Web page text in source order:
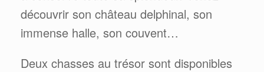
découvrir son château delphinal, son
immense halle, son couvent…
Deux chasses au trésor sont disponibles